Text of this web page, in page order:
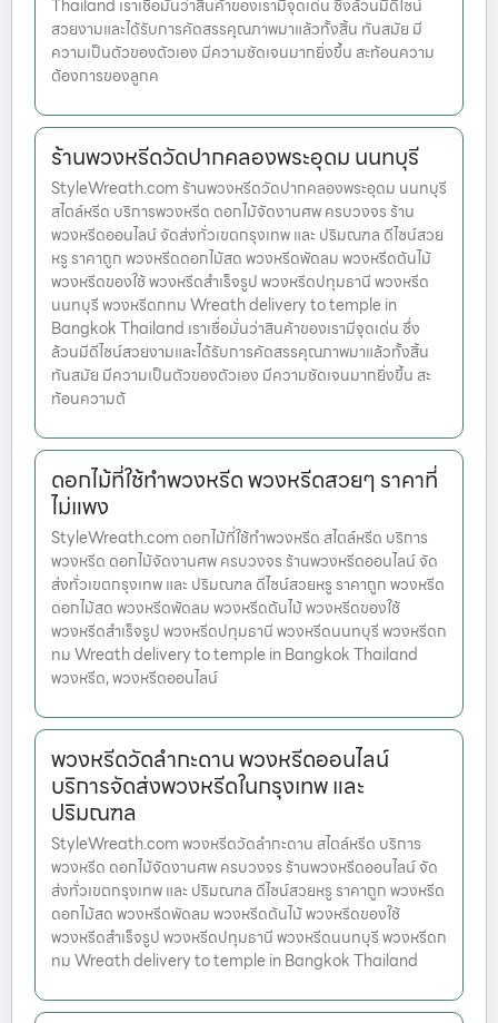
Thailand เราเชื่อมั่นว่าสินค้าของเรามีจุดเด่น ซึ่งล้วนมีดีไซน์
สวยงามและได้รับการคัดสรรคุณภาพมาแล้วทั้งสิ้น ทันสมัย มี
ความเป็นตัวของตัวเอง มีความชัดเจนมากยิ่งขึ้น สะท้อนความ
ต้องการของลูกค
ร้านพวงหรีดวัดปากคลองพระอุดม นนทบุรี
StyleWreath.com ร้านพวงหรีดวัดปากคลองพระอุดม นนทบุรี
สไตล์หรีด บริการพวงหรีด ดอกไม้จัดงานศพ ครบวงจร ร้าน
พวงหรีดออนไลน์ จัดส่งทั่วเขตกรุงเทพ และ ปริมณฑล ดีไซน์สวย
หรู ราคาถูก พวงหรีดดอกไม้สด พวงหรีดพัดลม พวงหรีดต้นไม้
พวงหรีดของใช้ พวงหรีดสำเร็จรูป พวงหรีดปทุมธานี พวงหรีด
นนทบุรี พวงหรีดกทม Wreath delivery to temple in
Bangkok Thailand เราเชื่อมั่นว่าสินค้าของเรามีจุดเด่น ซึ่ง
ล้วนมีดีไซน์สวยงามและได้รับการคัดสรรคุณภาพมาแล้วทั้งสิ้น
ทันสมัย มีความเป็นตัวของตัวเอง มีความชัดเจนมากยิ่งขึ้น สะ
ท้อนความต้
ดอกไม้ที่ใช้ทำพวงหรีด พวงหรีดสวยๆ ราคาที่
ไม่แพง
StyleWreath.com ดอกไม้ที่ใช้ทำพวงหรีด สไตล์หรีด บริการ
พวงหรีด ดอกไม้จัดงานศพ ครบวงจร ร้านพวงหรีดออนไลน์ จัด
ส่งทั่วเขตกรุงเทพ และ ปริมณฑล ดีไซน์สวยหรู ราคาถูก พวงหรีด
ดอกไม้สด พวงหรีดพัดลม พวงหรีดต้นไม้ พวงหรีดของใช้
พวงหรีดสำเร็จรูป พวงหรีดปทุมธานี พวงหรีดนนทบุรี พวงหรีดก
ทม Wreath delivery to temple in Bangkok Thailand
พวงหรีด, พวงหรีดออนไลน์
พวงหรีดวัดลำกะดาน พวงหรีดออนไลน์
บริการจัดส่งพวงหรีดในกรุงเทพ และ
ปริมณฑล
StyleWreath.com พวงหรีดวัดลำกะดาน สไตล์หรีด บริการ
พวงหรีด ดอกไม้จัดงานศพ ครบวงจร ร้านพวงหรีดออนไลน์ จัด
ส่งทั่วเขตกรุงเทพ และ ปริมณฑล ดีไซน์สวยหรู ราคาถูก พวงหรีด
ดอกไม้สด พวงหรีดพัดลม พวงหรีดต้นไม้ พวงหรีดของใช้
พวงหรีดสำเร็จรูป พวงหรีดปทุมธานี พวงหรีดนนทบุรี พวงหรีดก
ทม Wreath delivery to temple in Bangkok Thailand